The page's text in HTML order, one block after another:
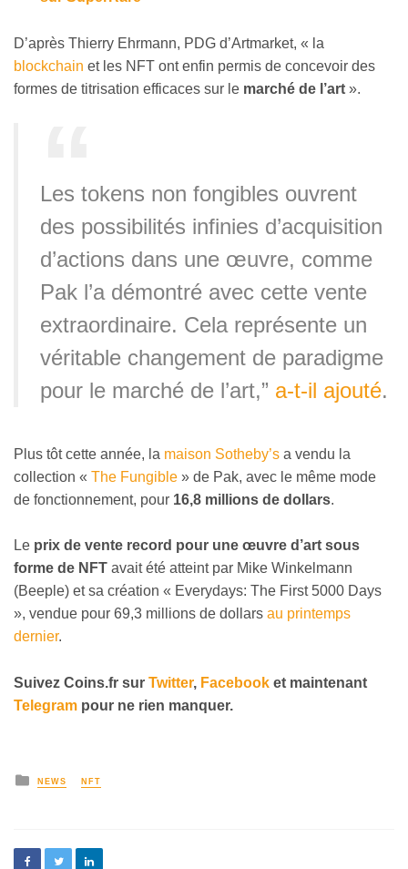
D’après Thierry Ehrmann, PDG d’Artmarket, « la
blockchain et les NFT ont enfin permis de concevoir des
formes de titrisation efficaces sur le marché de l’art ».
Les tokens non fongibles ouvrent
des possibilités infinies d’acquisition
d’actions dans une œuvre, comme
Pak l’a démontré avec cette vente
extraordinaire. Cela représente un
véritable changement de paradigme
pour le marché de l’art,” a-t-il ajouté.
Plus tôt cette année, la maison Sotheby’s a vendu la
collection « The Fungible » de Pak, avec le même mode
de fonctionnement, pour 16,8 millions de dollars.
Le prix de vente record pour une œuvre d’art sous
forme de NFT avait été atteint par Mike Winkelmann
(Beeple) et sa création « Everydays: The First 5000 Days
», vendue pour 69,3 millions de dollars au printemps
dernier.
Suivez Coins.fr sur Twitter, Facebook et maintenant
Telegram pour ne rien manquer.
NEWS NFT